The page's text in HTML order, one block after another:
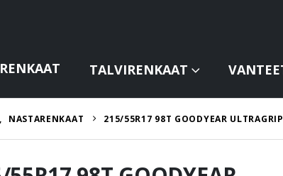
TALVIRENKAAT
, NASTARENKAAT 215/55R17 98T GOODYEAR